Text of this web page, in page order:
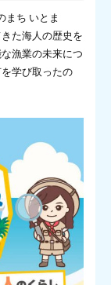
まち いとま
た海人の歴史を
漁業の未来につ
学び取ったの